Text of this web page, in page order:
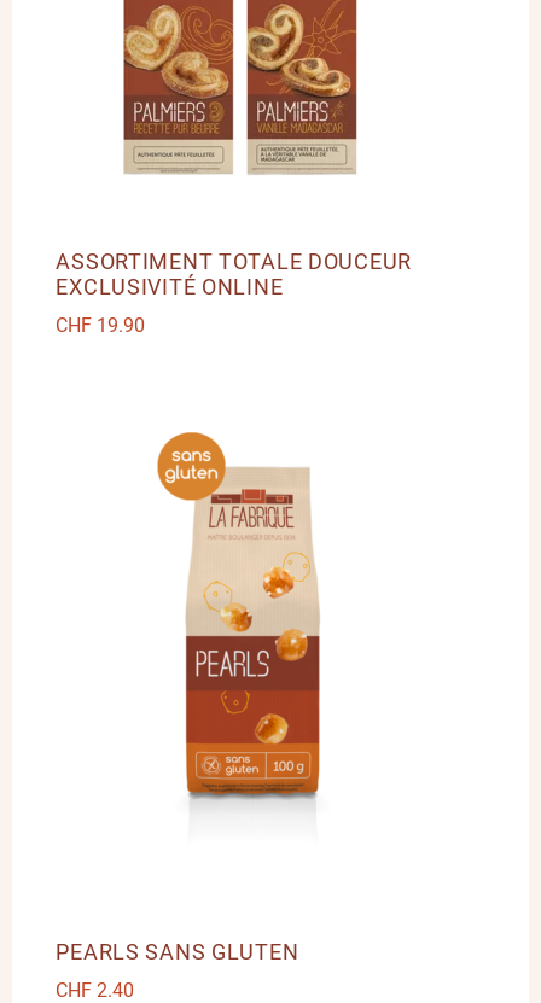
ASSORTIMENT TOTALE DOUCEUR
EXCLUSIVITÉ ONLINE
CHF 19.90
PEARLS SANS GLUTEN
CHF 2.40